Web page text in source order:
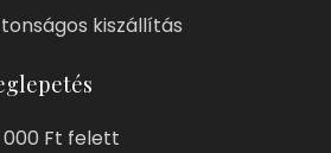
kiszállítás
000 Ft felett